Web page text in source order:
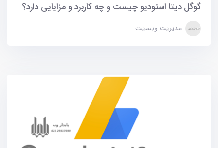
گوگل دیتا استودیو چیست و چه کاربرد و مزایایی دارد؟
مدیریت وبسایت